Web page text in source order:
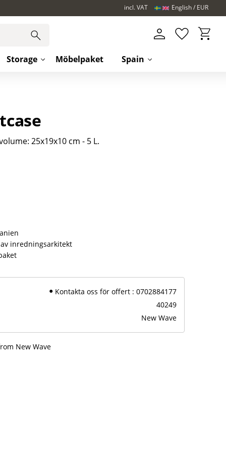
incl. VAT
Storage Möbelpaket Spain
Favorites
English EUR
25x19x10 cm - 5 L.​
inredningsarkitekt
Kontakta oss för offert : 0702884177
40249
New Wave
New Wave